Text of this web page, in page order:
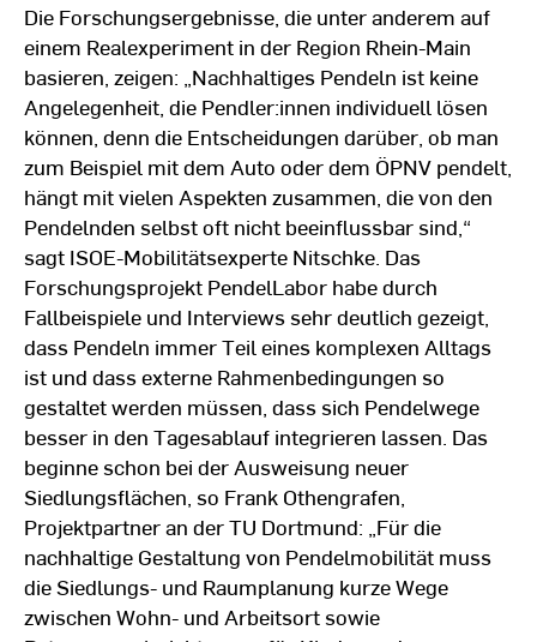
Die Forschungsergebnisse, die unter anderem auf
einem Realexperiment in der Region Rhein-Main
basieren, zeigen: „Nachhaltiges Pendeln ist keine
Angelegenheit, die Pendler:innen individuell lösen
können, denn die Entscheidungen darüber, ob man
zum Beispiel mit dem Auto oder dem ÖPNV pendelt,
hängt mit vielen Aspekten zusammen, die von den
Pendelnden selbst oft nicht beeinflussbar sind,“
sagt ISOE-Mobilitätsexperte Nitschke. Das
Forschungsprojekt PendelLabor habe durch
Fallbeispiele und Interviews sehr deutlich gezeigt,
dass Pendeln immer Teil eines komplexen Alltags
ist und dass externe Rahmenbedingungen so
gestaltet werden müssen, dass sich Pendelwege
besser in den Tagesablauf integrieren lassen. Das
beginne schon bei der Ausweisung neuer
Siedlungsflächen, so Frank Othengrafen,
Projektpartner an der TU Dortmund: „Für die
nachhaltige Gestaltung von Pendelmobilität muss
die Siedlungs- und Raumplanung kurze Wege
zwischen Wohn- und Arbeitsort sowie